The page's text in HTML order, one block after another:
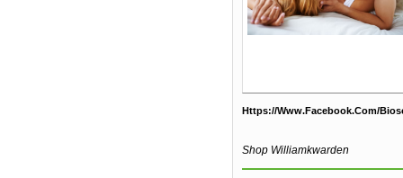
Https://www.facebook.com/
Shop Williamkwarden